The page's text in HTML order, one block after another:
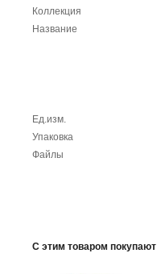
Коллекция
Название
Ед.изм.
Упаковка
Файлы
С этим товаром покупают